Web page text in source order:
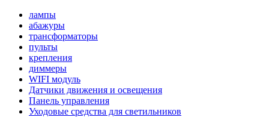
лампы
абажуры
трансформаторы
пульты
крепления
диммеры
WIFI модуль
Датчики движения и освещения
Панель управления
Уходовые средства для светильников